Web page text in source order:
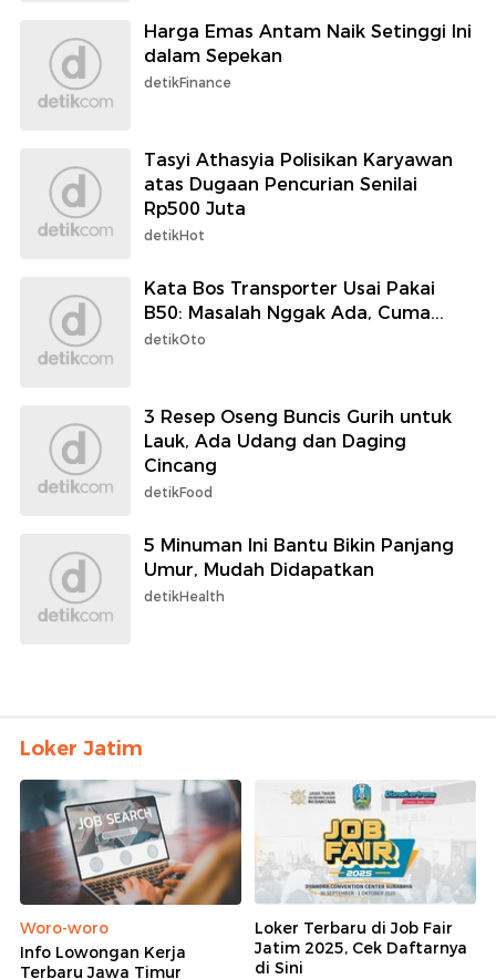
Harga Emas Antam Naik Setinggi Ini
dalam Sepekan
detikFinance
Tasyi Athasyia Polisikan Karyawan
atas Dugaan Pencurian Senilai
Rp500 Juta
detikHot
Kata Bos Transporter Usai Pakai
B50: Masalah Nggak Ada, Cuma...
detikOto
3 Resep Oseng Buncis Gurih untuk
Lauk, Ada Udang dan Daging
Cincang
detikFood
5 Minuman Ini Bantu Bikin Panjang
Umur, Mudah Didapatkan
detikHealth
Loker Jatim
Woro-woro
Info Lowongan Kerja
Terbaru Jawa Timur
Loker Terbaru di Job Fair
Jatim 2025, Cek Daftarnya
di Sini